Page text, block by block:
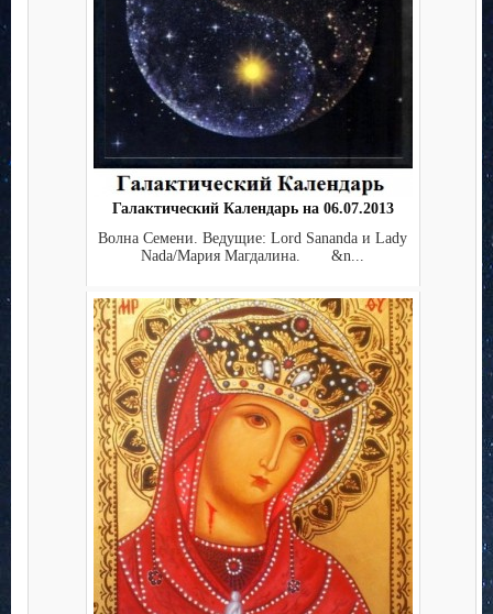
Галактический Календарь на 06.07.2013
Волна Семени. Ведущие: Lord Sananda и Lady
Nada/Мария Магдалина. &n...